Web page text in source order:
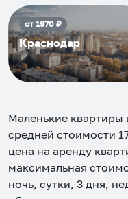
от1970₽
Краснодар
Маленькие квартиры
средней стоимости
цена на аренду
максимальная
ночь, сутки, 3 дня,